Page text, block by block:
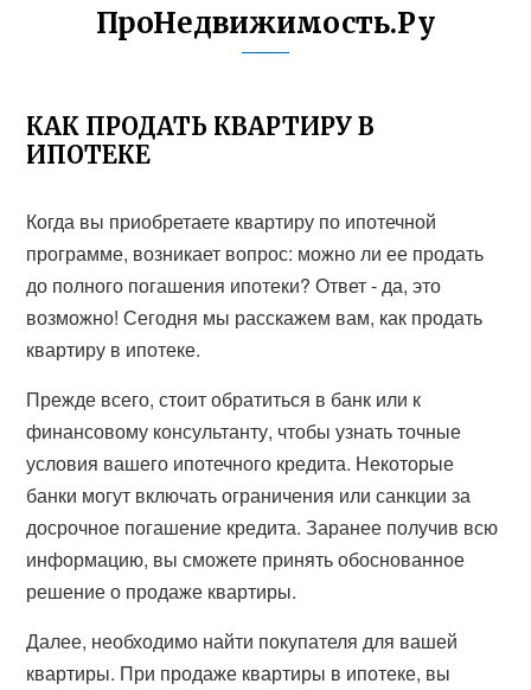
ПроНедвижимость.Ру
КАК ПРОДАТЬ КВАРТИРУ В
ИПОТЕКЕ
Когда вы приобретаете квартиру по ипотечной
программе, возникает вопрос: можно ли ее продать
до полного погашения ипотеки? Ответ - да, это
возможно! Сегодня мы расскажем вам, как продать
квартиру в ипотеке.
Прежде всего, стоит обратиться в банк или к
финансовому консультанту, чтобы узнать точные
условия вашего ипотечного кредита. Некоторые
банки могут включать ограничения или санкции за
досрочное погашение кредита. Заранее получив всю
информацию, вы сможете принять обоснованное
решение о продаже квартиры.
Далее, необходимо найти покупателя для вашей
квартиры. При продаже квартиры в ипотеке, вы